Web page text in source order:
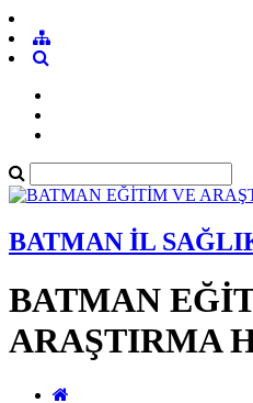
BATMAN İL
BATMAN
ARAŞTIRMA